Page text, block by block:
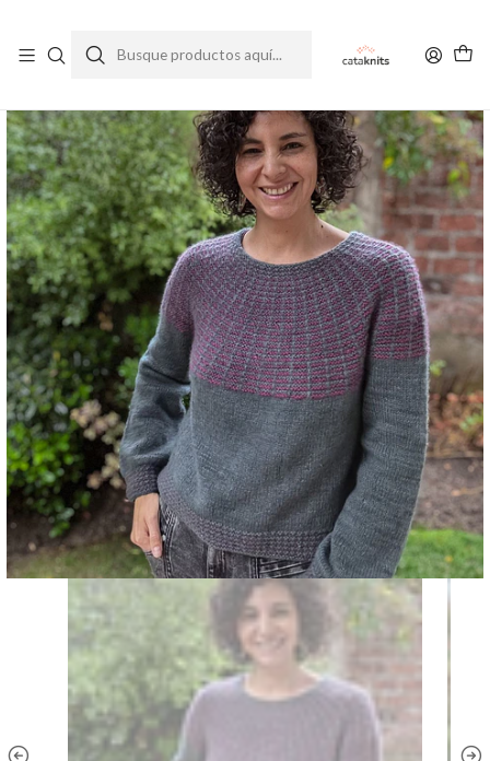
Patrones Traful Sweater - Patrón de Tejido